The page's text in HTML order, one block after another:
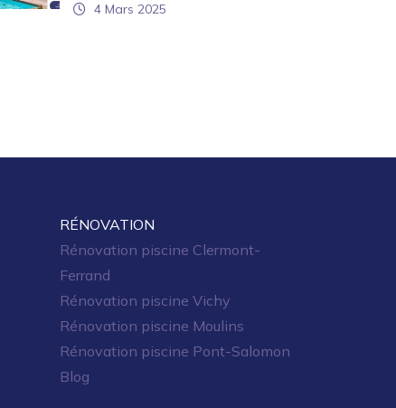
4 Mars 2025
RÉNOVATION
Rénovation piscine Clermont-
Ferrand
Rénovation piscine Vichy
Rénovation piscine Moulins
Rénovation piscine Pont-Salomon
Blog